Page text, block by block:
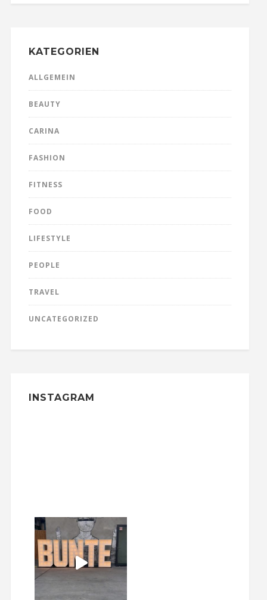
KATEGORIEN
ALLGEMEIN
BEAUTY
CARINA
FASHION
FITNESS
FOOD
LIFESTYLE
PEOPLE
TRAVEL
UNCATEGORIZED
INSTAGRAM